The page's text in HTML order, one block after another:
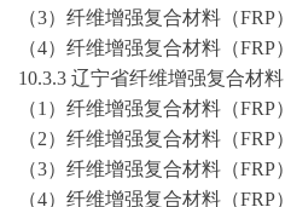
（3）纤维增强复合材料（FRP
（4）纤维增强复合材料（FRP
10.3.3 辽宁省纤维增强复合材
（1）纤维增强复合材料（FRP
（2）纤维增强复合材料（FRP
（3）纤维增强复合材料（FRP
（4）纤维增强复合材料（FRP